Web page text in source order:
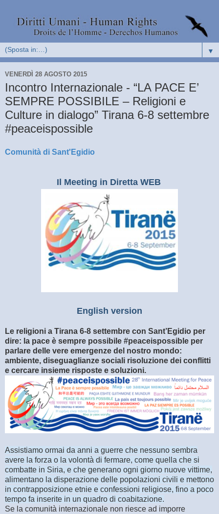
▼
VENERDÌ 28 AGOSTO 2015
Incontro Internazionale - “LA PACE E’
SEMPRE POSSIBILE – Religioni e
Culture in dialogo” Tirana 6-8 settembre
#peaceispossible
Comunità di Sant'Egidio
Il Meeting in Diretta WEB
English version
Le religioni a Tirana 6-8 settembre con Sant’Egidio per
dire: la pace è sempre possibile #peaceispossible per
parlare delle vere emergenze del nostro mondo:
ambiente, diseguaglianze sociali risoluzione dei conflitti
e cercare insieme risposte e soluzioni.
Assistiamo ormai da anni a guerre che nessuno sembra
avere la forza o la volontà di fermare, come quella che si
combatte in Siria, e che generano ogni giorno nuove vittime,
alimentano la disperazione delle popolazioni civili e mettono
in contrapposizione etnie e confessioni religiose, fino a poco
tempo fa inserite in un quadro di coabitazione.
Se la comunità internazionale non riesce ad imporre